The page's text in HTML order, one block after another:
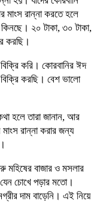
মাংস রান্না করতে হলে
২০ টাকা, ৩০ টাকা,
করছি।
করি। কোরবানির ঈদ
বিক্রি করছি। বেশ ভালো
হলে তারা জানান, আর
রান্না করার জন্য
বাজার ও মসলার
যেন চোখে পড়ার মতো।
দাম বাড়েনি। এই নিয়ে